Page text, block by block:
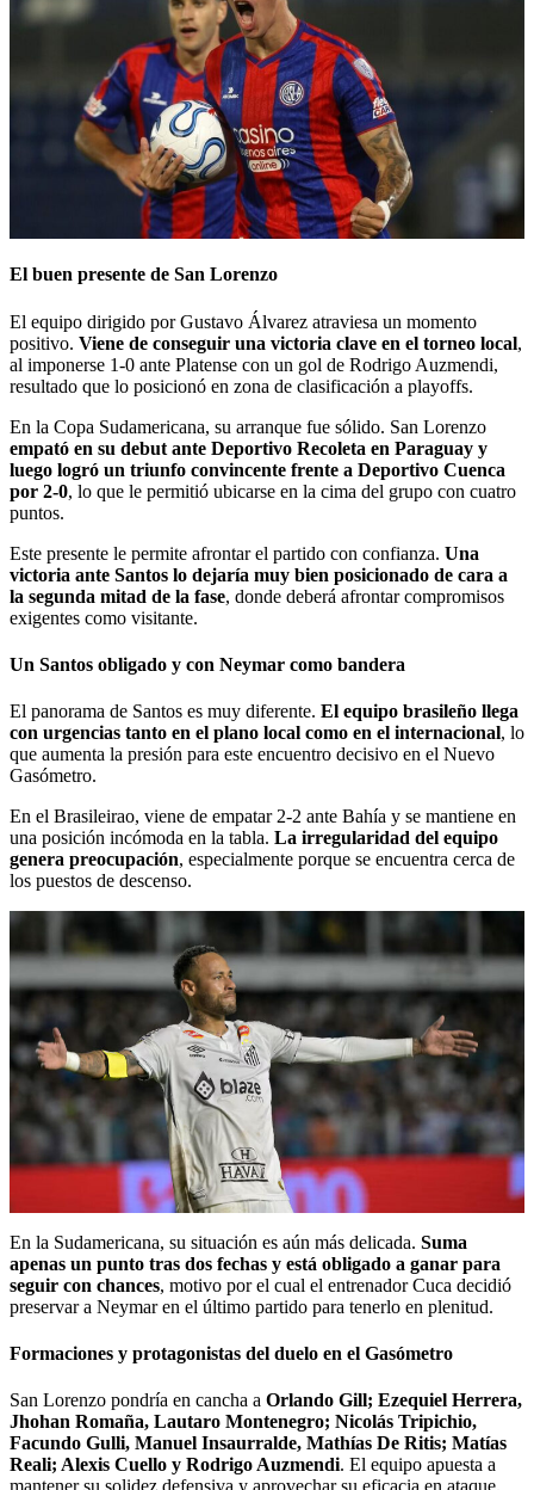
El buen presente de San Lorenzo
El equipo dirigido por Gustavo Álvarez atraviesa un momento
positivo. Viene de conseguir una victoria clave en el torneo local,
al imponerse 1-0 ante Platense con un gol de Rodrigo Auzmendi,
resultado que lo posicionó en zona de clasificación a playoffs.
En la Copa Sudamericana, su arranque fue sólido. San Lorenzo
empató en su debut ante Deportivo Recoleta en Paraguay y
luego logró un triunfo convincente frente a Deportivo Cuenca
por 2-0, lo que le permitió ubicarse en la cima del grupo con cuatro
puntos.
Este presente le permite afrontar el partido con confianza. Una
victoria ante Santos lo dejaría muy bien posicionado de cara a
la segunda mitad de la fase, donde deberá afrontar compromisos
exigentes como visitante.
Un Santos obligado y con Neymar como bandera
El panorama de Santos es muy diferente. El equipo brasileño llega
con urgencias tanto en el plano local como en el internacional, lo
que aumenta la presión para este encuentro decisivo en el Nuevo
Gasómetro.
En el Brasileirao, viene de empatar 2-2 ante Bahía y se mantiene en
una posición incómoda en la tabla. La irregularidad del equipo
genera preocupación, especialmente porque se encuentra cerca de
los puestos de descenso.
En la Sudamericana, su situación es aún más delicada. Suma
apenas un punto tras dos fechas y está obligado a ganar para
seguir con chances, motivo por el cual el entrenador Cuca decidió
preservar a Neymar en el último partido para tenerlo en plenitud.
Formaciones y protagonistas del duelo en el Gasómetro
San Lorenzo pondría en cancha a Orlando Gill; Ezequiel Herrera,
Jhohan Romaña, Lautaro Montenegro; Nicolás Tripichio,
Facundo Gulli, Manuel Insaurralde, Mathías De Ritis; Matías
Reali; Alexis Cuello y Rodrigo Auzmendi. El equipo apuesta a